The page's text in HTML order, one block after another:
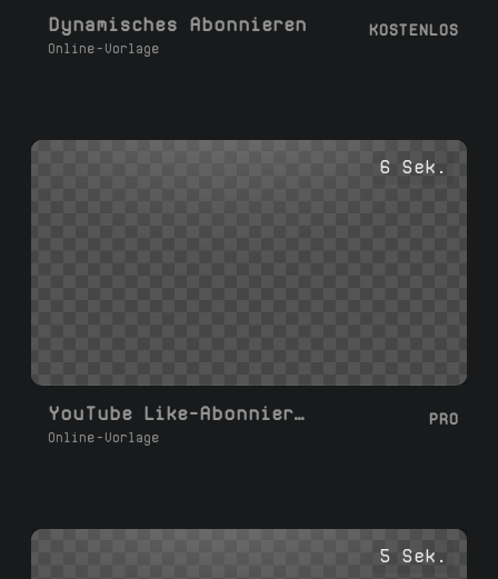
Dynamisches Abonnieren
Online-Vorlage
KOSTENLOS
6 Sek.
YouTube Like-Abonnieren-Glocken-Animation
Online-Vorlage
PRO
5 Sek.